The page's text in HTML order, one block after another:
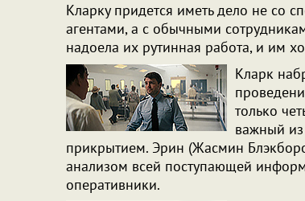
Кларку придется иметь дело не со
агентами, а с обычными
надоела их рутинная работа, и им
Кларк
только
важный из
прикрытием. Эрин (Жасмин
анализом всей поступающей
оперативники.